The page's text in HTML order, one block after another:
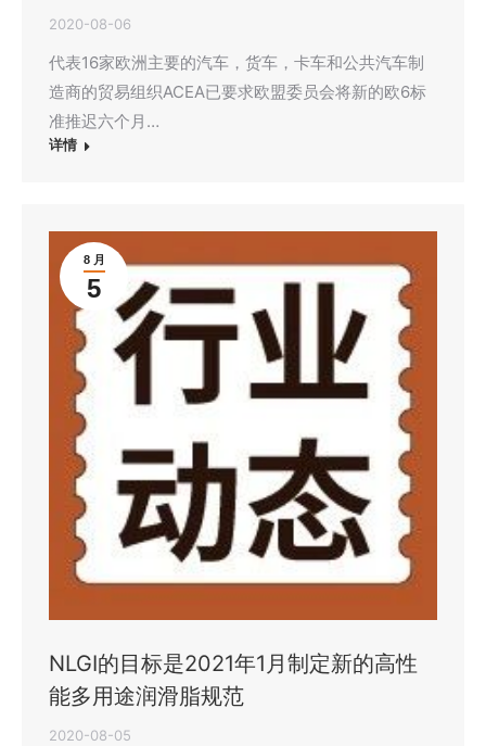
2020-08-06
代表16家欧洲主要的汽车，货车，卡车和公共汽车制
造商的贸易组织ACEA已要求欧盟委员会将新的欧6标
准推迟六个月…
详情
8 月
5
NLGI的目标是2021年1月制定新的高性
能多用途润滑脂规范
2020-08-05